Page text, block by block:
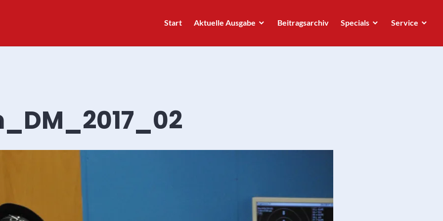
Start Aktuelle Ausgabe Beitragsarchiv Specials Service